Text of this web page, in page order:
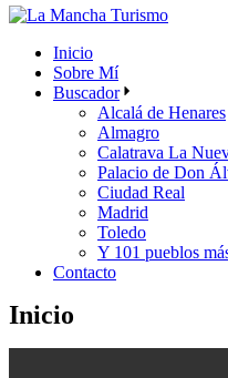
Inicio
Sobre Mí
Buscador
Alcalá de Henares
Almagro
Calatrava La
Palacio de Don
Ciudad Real
Madrid
Toledo
Y 101 pueblos
Contacto
Inicio